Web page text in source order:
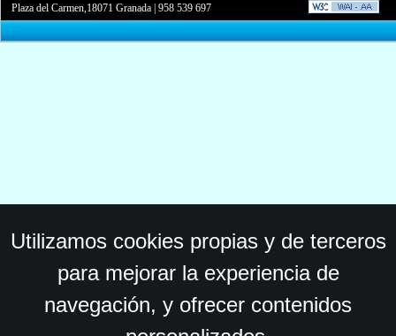
Plaza del Carmen,18071 Granada |958 539 697
Utilizamos cookies propias y de terceros
para mejorar la experiencia de
navegación, y ofrecer contenidos